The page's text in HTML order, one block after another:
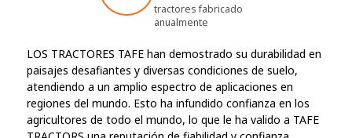
tractores fabricado
anualmente
LOS TRACTORES TAFE han demostrado su durabilidad en
paisajes desafiantes y diversas condiciones de suelo,
atendiendo a un amplio espectro de aplicaciones en
regiones del mundo. Esto ha infundido confianza en los
agricultores de todo el mundo, lo que le ha valido a TAFE